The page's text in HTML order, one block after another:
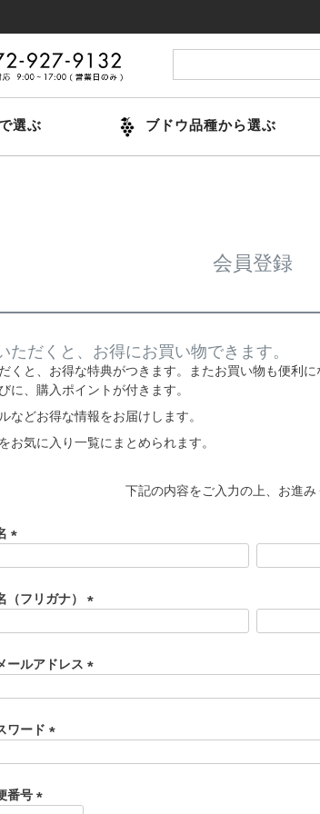
選ぶ ブドウ品種から選ぶ
会員登録
ただくと、お得にお買い物できます。
くと、お得な特典がつきます。またお買い物も便利に
に、購入ポイントが付きます。
などお得な情報をお届けします。
お気に入り一覧にまとめられます。
下記の内容をご入力の上、お進み
須
)
（フリガナ）
須
)
ールアドレス
)
ワード
)
番号